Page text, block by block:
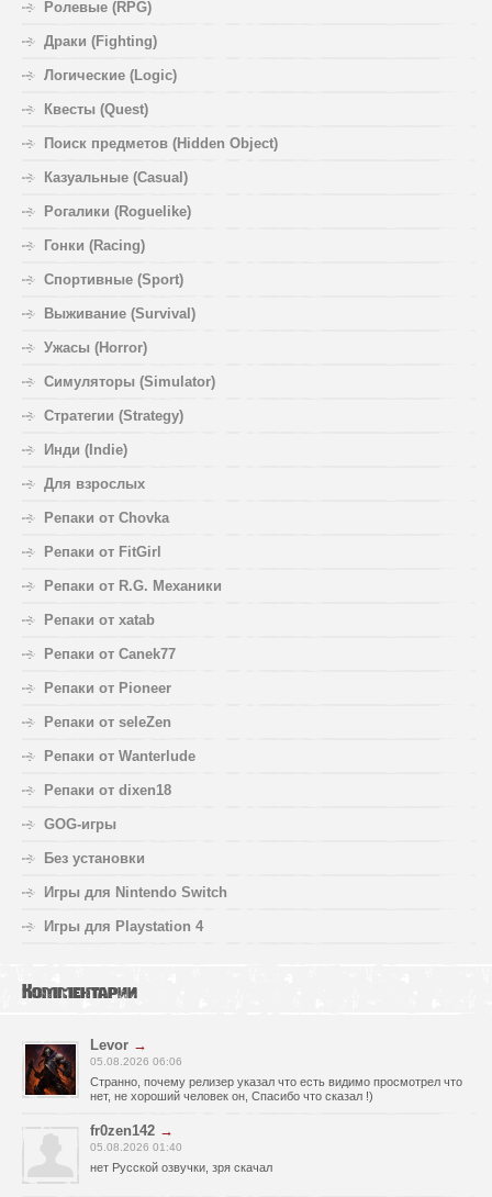
Ролевые (RPG)
Драки (Fighting)
Логические (Logic)
Квесты (Quest)
Поиск предметов (Hidden Object)
Казуальные (Casual)
Рогалики (Roguelike)
Гонки (Racing)
Спортивные (Sport)
Выживание (Survival)
Ужасы (Horror)
Симуляторы (Simulator)
Стратегии (Strategy)
Инди (Indie)
Для взрослых
Репаки от Chovka
Репаки от FitGirl
Репаки от R.G. Механики
Репаки от xatab
Репаки от Canek77
Репаки от Pioneer
Репаки от seleZen
Репаки от Wanterlude
Репаки от dixen18
GOG-игры
Без установки
Игры для Nintendo Switch
Игры для Playstation 4
Комментарии
Levor →
05.08.2026 06:06
Странно, почему релизер указал что есть видимо просмотрел что
нет, не хороший человек он, Спасибо что сказал !)
fr0zen142 →
05.08.2026 01:40
нет Русской озвучки, зря скачал